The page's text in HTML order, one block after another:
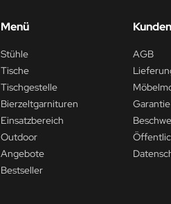
Menü
Stühle
Tische
Tischgestelle
Bierzeltgarnituren
Einsatzbereich
Outdoor
Angebote
Bestseller
AGB
Garantie